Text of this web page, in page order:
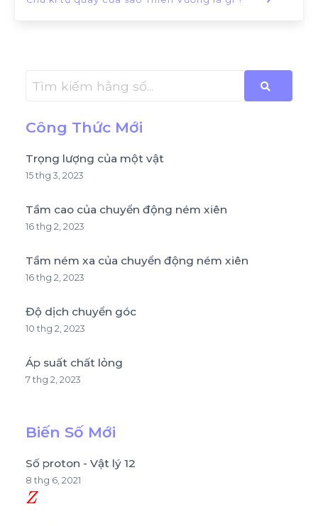
Công Thức Mới
Trọng lượng của một vật
15 thg 3, 2023
Tầm cao của chuyển động ném xiên
16 thg 2, 2023
Tầm ném xa của chuyển động ném xiên
16 thg 2, 2023
Độ dịch chuyển góc
10 thg 2, 2023
Áp suất chất lỏng
7 thg 2, 2023
Biến Số Mới
Số proton - Vật lý 12
8 thg 6, 2021
Z